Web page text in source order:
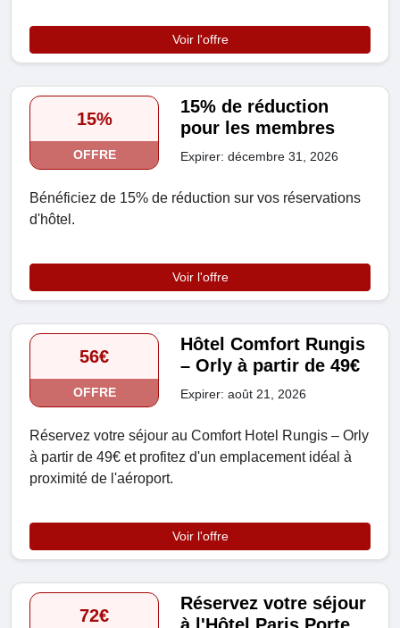
Voir l'offre
15%
OFFRE
15% de réduction
pour les membres
Expirer: décembre 31, 2026
Bénéficiez de 15% de réduction sur vos réservations
d'hôtel.
Voir l'offre
56€
OFFRE
Hôtel Comfort Rungis
– Orly à partir de 49€
Expirer: août 21, 2026
Réservez votre séjour au Comfort Hotel Rungis – Orly
à partir de 49€ et profitez d'un emplacement idéal à
proximité de l'aéroport.
Voir l'offre
72€
Réservez votre séjour
à l'Hôtel Paris Porte